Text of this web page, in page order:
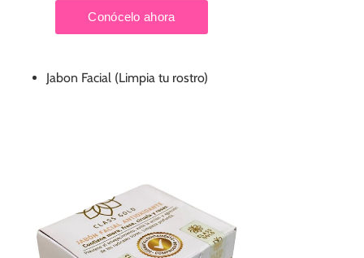
Jabon Facial (Limpia tu rostro)